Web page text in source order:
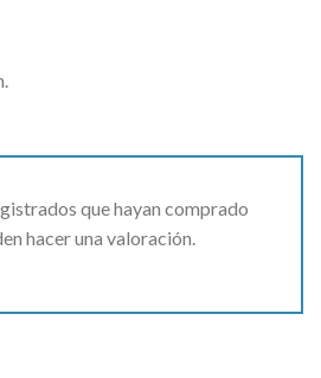
que hayan comprado
hacer una valoración.